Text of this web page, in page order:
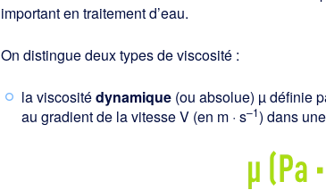
important en traitement d’eau.
On distingue deux types de viscosité :
la viscositédynamique (ou absolue) µ définie
au gradient de la vitesse V (en m · s–1) dans